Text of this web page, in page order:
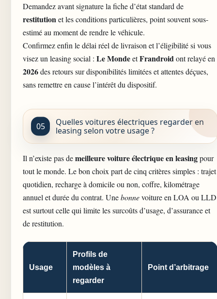
Demandez avant signature la fiche d’état standard de
restitutionet les conditions particulières, point souvent sous-
estimé au moment de rendre le véhicule.
Confirmez enfin le délai réel de livraison et l’éligibilité si vous
visez un leasing social : Le MondeetFrandroidont relayé en
2026des retours sur disponibilités limitées et attentes déçues,
sans remettre en cause l’intérêt du dispositif.
Quelles voitures électriques regarder en
leasing selon votre usage ?
Il n’existe pas demeilleure voiture électrique en leasingpour
tout le monde. Le bon choix part de cinq critères simples : trajet
quotidien, recharge à domicile ou non, coffre, kilométrage
annuel et durée du contrat. Unebonnevoiture en LOA ou LLD
est surtout celle qui limite les surcoûts d’usage, d’assurance et
de restitution.
Usage
Profils de
modèles à
regarder
Point d’arbitrage